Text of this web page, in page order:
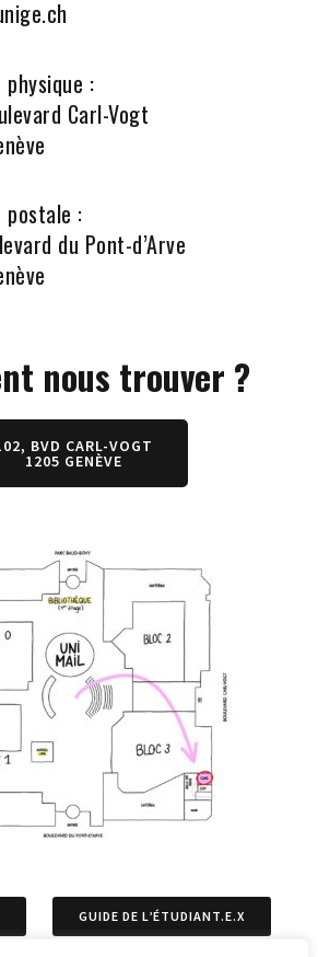
:
Carl-Vogt
postale :
du Pont-d’Arve
nous trouver ?
BVD CARL-VOGT
1205 GENÈVE
GUIDE DE L’ÉTUDIANT.E.X